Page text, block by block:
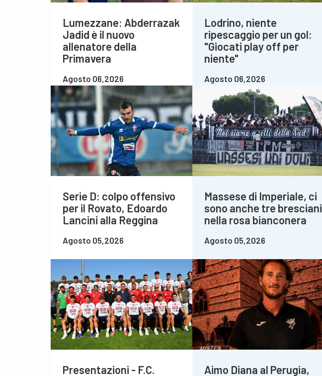
Lumezzane: Abderrazak
Jadid è il nuovo
allenatore della
Primavera
Agosto 06,2026
Lodrino, niente
ripescaggio per un gol:
"Giocati play off per
niente"
Agosto 06,2026
Serie D: colpo offensivo
per il Rovato, Edoardo
Lancini alla Reggina
Agosto 05,2026
Massese di Imperiale, ci
sono anche tre bresciani
nella rosa bianconera
Agosto 05,2026
Presentazioni - F.C.
Aimo Diana al Perugia,